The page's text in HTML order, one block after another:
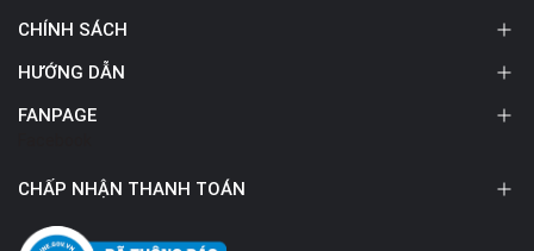
CHÍNH SÁCH
HƯỚNG DẪN
FANPAGE
CHẤP NHẬN THANH TOÁN